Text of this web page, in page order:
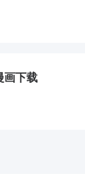
画下载